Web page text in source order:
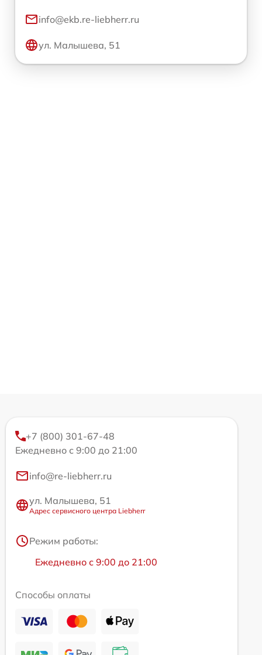
info@ekb.re-liebherr.ru
ул. Малышева, 51
+7 (800) 301-67-48
Ежедневно с 9:00 до 21:00
info@re-liebherr.ru
ул. Малышева, 51
Адрес сервисного центра Liebherr
Режим работы:
Ежедневно с 9:00 до 21:00
Способы оплаты